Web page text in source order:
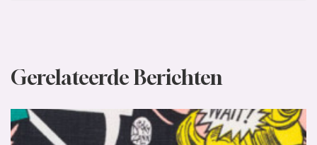
Gerelateerde Berichten